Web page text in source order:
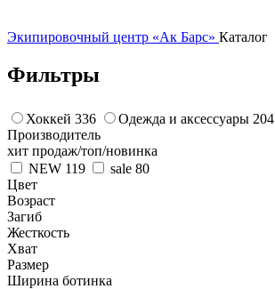
Экипировочный центр «Ак Барс» Каталог
Фильтры
Хоккей 336 Одежда и аксессуары 204
Производитель
хит продаж/топ/новинка
NEW 119 sale 80
Цвет
Возраст
Загиб
Жесткость
Хват
Размер
Ширина ботинка